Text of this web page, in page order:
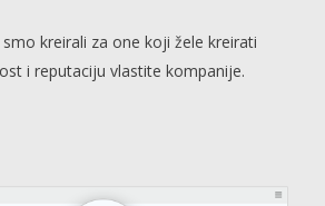
kreirali za one koji žele kreirati
i reputaciju vlastite kompanije.